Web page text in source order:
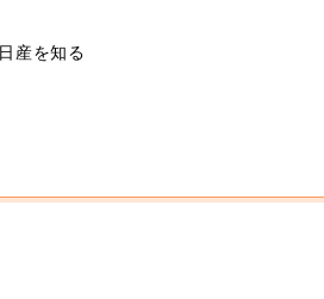
日産を知る